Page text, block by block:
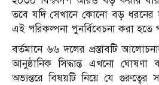
তবে যদি সেখানে কোনো বড় ধরনের
এই পরিকল্পনা পুনর্বিবেচনা করা হতে
বর্তমানে ৬৬ দলের প্রস্তাবটি
আনুষ্ঠানিক সিদ্ধান্ত এখনো
অভ্যন্তরে বিষয়টি নিয়ে যে